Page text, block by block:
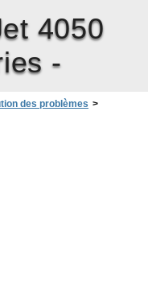
4050
-
des problèmes >